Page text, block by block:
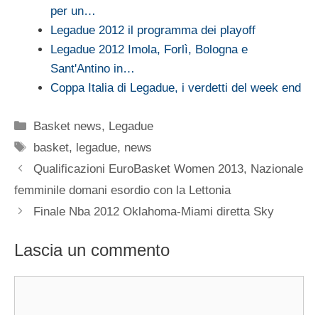
per un…
Legadue 2012 il programma dei playoff
Legadue 2012 Imola, Forlì, Bologna e
Sant'Antino in…
Coppa Italia di Legadue, i verdetti del week end
Categorie
Basket news, Legadue
Tag
basket, legadue, news
Qualificazioni EuroBasket Women 2013, Nazionale
femminile domani esordio con la Lettonia
Finale Nba 2012 Oklahoma-Miami diretta Sky
Lascia un commento